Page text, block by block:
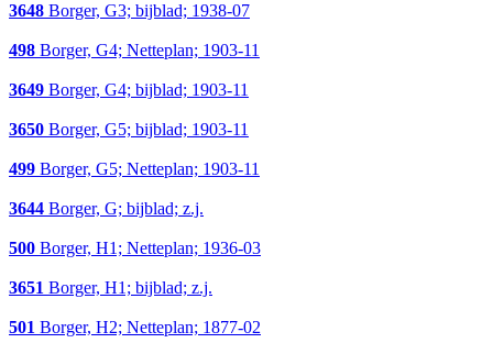
3648 Borger, G3; bijblad; 1938-07
498 Borger, G4; Netteplan; 1903-11
3649 Borger, G4; bijblad; 1903-11
3650 Borger, G5; bijblad; 1903-11
499 Borger, G5; Netteplan; 1903-11
3644 Borger, G; bijblad; z.j.
500 Borger, H1; Netteplan; 1936-03
3651 Borger, H1; bijblad; z.j.
501 Borger, H2; Netteplan; 1877-02